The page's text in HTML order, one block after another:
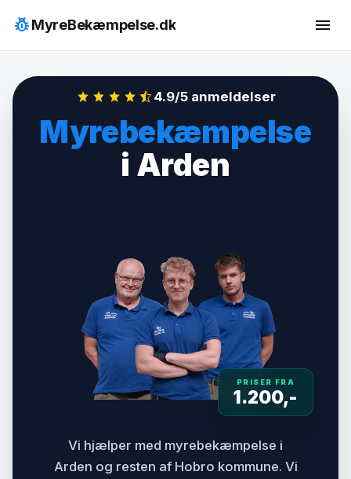
indhold
pest_controlMyreBekæmpelse.dk menu
4.9/5 anmeldelser
Myrebekæmpelse
i Arden
PRISER FRA
1.200,-
Vi hjælper med myrebekæmpelse i
Arden og resten af Hobro kommune. Vi